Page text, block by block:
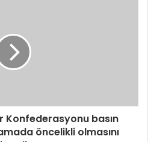
Konfederasyonu basın
öncelikli olmasını